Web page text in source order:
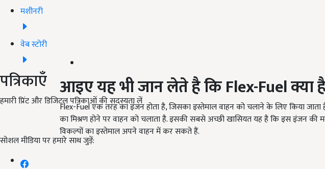
मशीनरी
वेब स्टोरी
पत्रिकाएँ
हमारी प्रिंट और डिजिटल पत्रिकाओं की सदस्यता लें
सोशल मीडिया पर हमारे साथ जुड़ें:
आइए यह भी जान लेते है किFlex-Fuelक्या
Flex-Fuel एक तरह का इंजन होता है, जिसका इस्तेमाल वाहन को चलाने के लिए किया जाता
का मिश्रण होने पर वाहन को चलाता है. इसकी सबसे अच्छी खासियत यह है कि इस इंजन की
विकल्पों का इस्तेमाल अपने वाहन में कर सकते हैं.